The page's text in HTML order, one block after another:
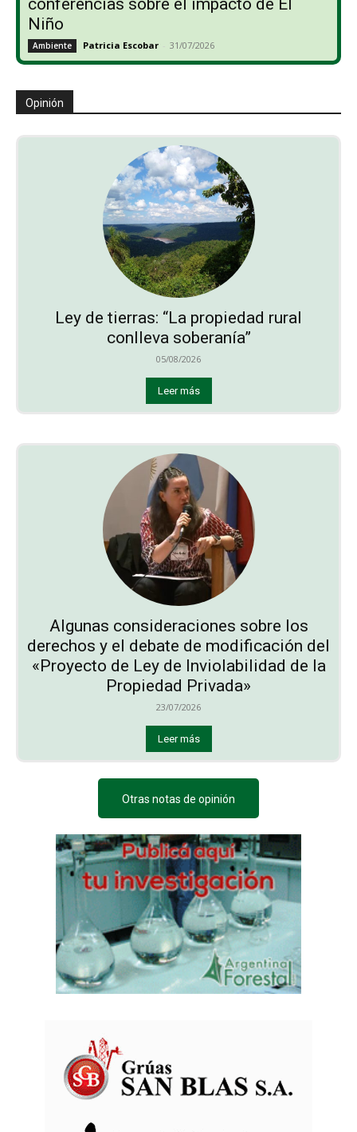
conferencias sobre el impacto de El
Niño
Ambiente Patricia Escobar - 31/07/2026
Opinión
Ley de tierras: “La propiedad rural
conlleva soberanía”
05/08/2026
Leer más
Algunas consideraciones sobre los
derechos y el debate de modificación del
«Proyecto de Ley de Inviolabilidad de la
Propiedad Privada»
23/07/2026
Leer más
Otras notas de opinión